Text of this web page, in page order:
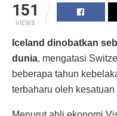
151
VIEWS
Iceland dinobatkan
dunia, mengatasi
beberapa tahun
terbaharu oleh